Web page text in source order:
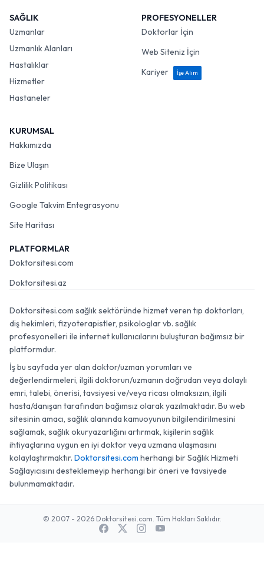
SAĞLIK
Uzmanlar
Uzmanlık Alanları
Hastalıklar
Hizmetler
Hastaneler
PROFESYONELLER
Doktorlar İçin
Web Siteniz İçin
Kariyer
İşe Alım
KURUMSAL
Hakkımızda
Bize Ulaşın
Gizlilik Politikası
Google Takvim Entegrasyonu
Site Haritası
PLATFORMLAR
Doktorsitesi.com
Doktorsitesi.az
Doktorsitesi.com sağlık sektöründe hizmet veren tıp doktorları,
diş hekimleri, fizyoterapistler, psikologlar vb. sağlık
profesyonelleri ile internet kullanıcılarını buluşturan bağımsız bir
platformdur.
İş bu sayfada yer alan doktor/uzman yorumları ve
değerlendirmeleri, ilgili doktorun/uzmanın doğrudan veya dolaylı
emri, talebi, önerisi, tavsiyesi ve/veya ricası olmaksızın, ilgili
hasta/danışan tarafından bağımsız olarak yazılmaktadır. Bu web
sitesinin amacı, sağlık alanında kamuoyunun bilgilendirilmesini
sağlamak, sağlık okuryazarlığını artırmak, kişilerin sağlık
ihtiyaçlarına uygun en iyi doktor veya uzmana ulaşmasını
kolaylaştırmaktır. Doktorsitesi.com herhangi bir Sağlık Hizmeti
Sağlayıcısını desteklemeyip herhangi bir öneri ve tavsiyede
bulunmamaktadır.
© 2007 - 2026 Doktorsitesi.com. Tüm Hakları Saklıdır.